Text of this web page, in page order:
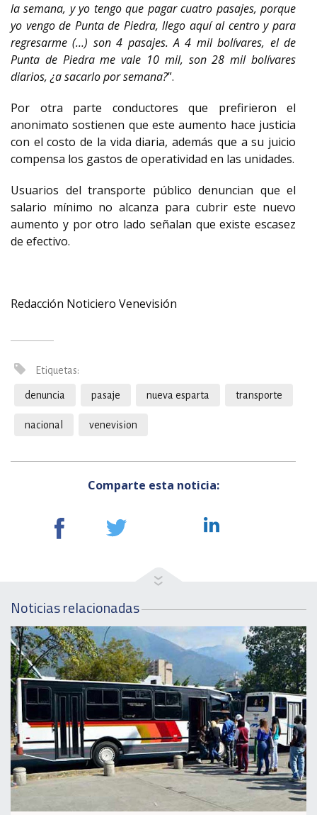
la semana, y yo tengo que pagar cuatro pasajes, porque
yo vengo de Punta de Piedra, llego aquí al centro y para
regresarme (…) son 4 pasajes. A 4 mil bolívares, el de
Punta de Piedra me vale 10 mil, son 28 mil bolívares
diarios, ¿a sacarlo por semana?”.
Por otra parte conductores que prefirieron el
anonimato sostienen que este aumento hace justicia
con el costo de la vida diaria, además que a su juicio
compensa los gastos de operatividad en las unidades.
Usuarios del transporte público denuncian que el
salario mínimo no alcanza para cubrir este nuevo
aumento y por otro lado señalan que existe escasez
de efectivo.
Redacción Noticiero Venevisión
Etiquetas:
denuncia pasaje nueva esparta transporte
nacional venevision
Comparte esta noticia:
Noticias relacionadas